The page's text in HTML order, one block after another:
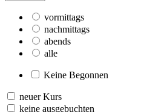
vormittags
nachmittags
abends
alle
Keine Begonnen
neuer Kurs
keine ausgebuchten